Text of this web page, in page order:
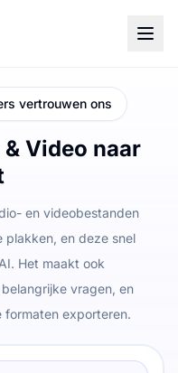
vertrouwen ons
Video naar
en videobestanden
plakken, en deze snel
Het maakt ook
vragen, en
formaten exporteren.